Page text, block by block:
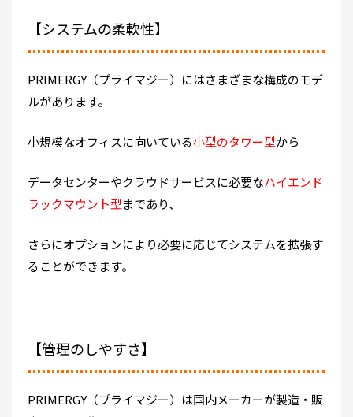
【システムの柔軟性】
PRIMERGY（プライマジー）にはさまざまな構成のモデ
ルがあります。
小規模なオフィスに向いている小型のタワー型から
データセンターやクラウドサービスに必要なハイエンド
ラックマウント型 まであり、
さらにオプションにより必要に応じてシステムを拡張す
ることができます。
【管理のしやすさ】
PRIMERGY（プライマジー）は国内メーカーが製造・販